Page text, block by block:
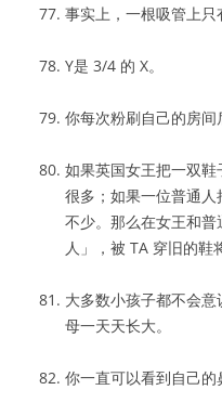
事实上，一根吸管上只
Y是 3/4 的 X。
你每次粉刷自己的房间
如果英国女王把一双
很多；如果一位普通
不少。那么在女王和
人」，被 TA 穿旧的鞋
大多数小孩子都不会
母一天天长大。
你一直可以看到自己的